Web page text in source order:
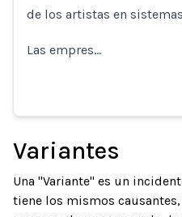
de los artistas en
Las empres…
Variantes
Una "Variante" es un
tiene los mismos